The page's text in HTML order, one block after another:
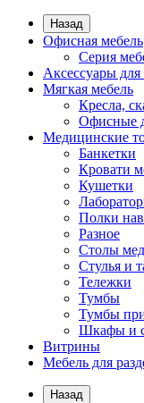
Назад
Офисная мебель
Серия
Аксессуары для
Мягкая мебель
Кресла,
Офисные
Медицинские
Банкетки
Кровати
Кушетки
Полки
Разное
Столы
Стулья и
Тележки
Тумбы
Тумбы
Шкафы и
Витрины
Мебель для
Назад